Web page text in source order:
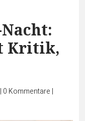
Kritik,
| 0 Kommentare |